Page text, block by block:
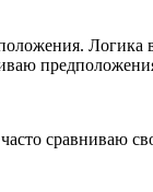
сравниваю